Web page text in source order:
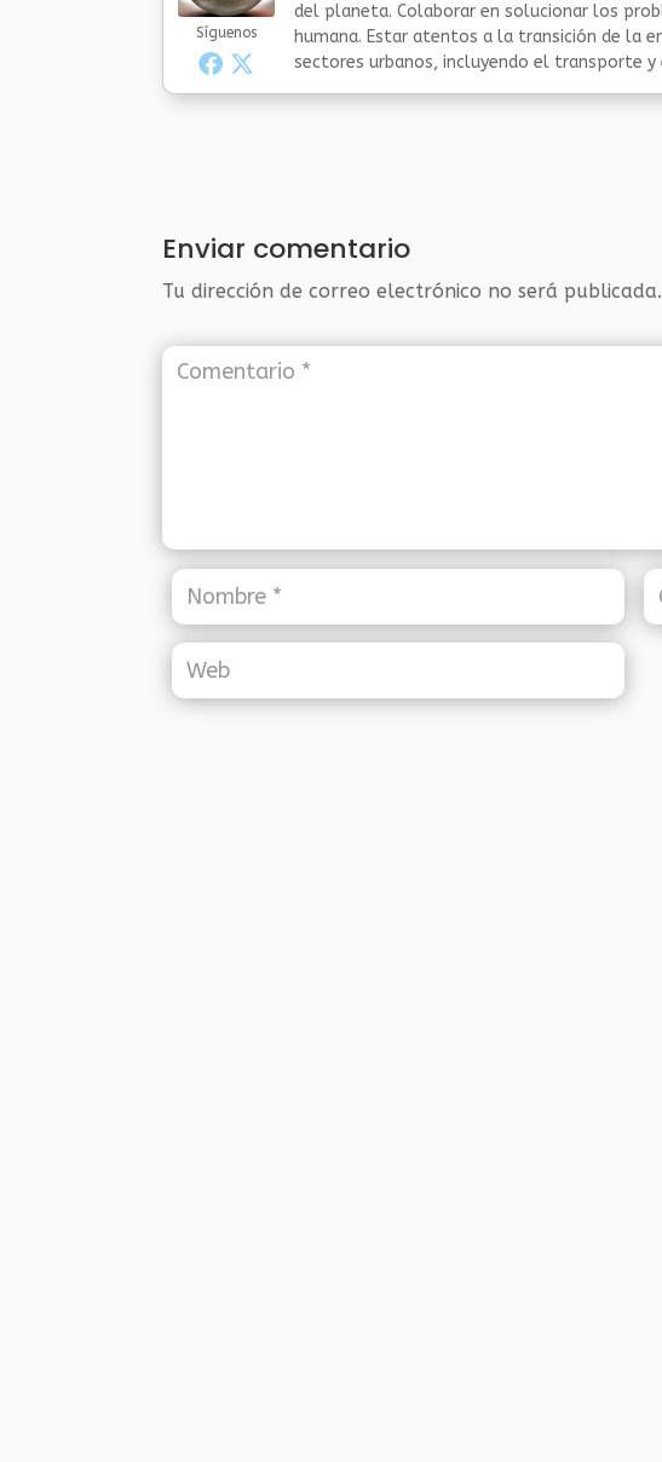
Síguenos
del planeta. Colaborar en solucionar los
humana. Estar atentos a la transición de la
sectores urbanos, incluyendo el transporte y
Enviar comentario
Tu dirección de correo electrónico no será publicada.